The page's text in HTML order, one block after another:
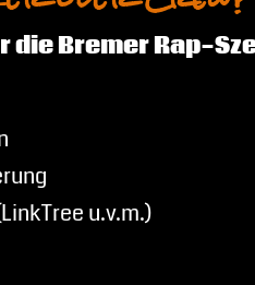
Bremer Rap-
u.v.m.)